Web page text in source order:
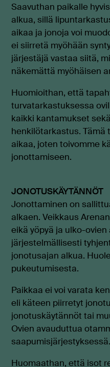
Saavuthan paikalle
alkua, sillä
aikaa ja jonoja voi
ei siirretä myöhään
järjestäjä vastaa siitä,
näkemättä myöhäisen
Huomioithan, että
turvatarkastuksessa
kaikki kantamukset
henkilötarkastus. Tämä
aikaa, joten toivomme
jonottamiseen.
JONOTUSKÄYTÄNNÖT
Jonottaminen on
alkaen. Veikkaus
eikä yöpyä ja ulko-ovien
järjestelmällisesti
jonotusajan alkua.
pukeutumisesta.
Paikkaa ei voi varata
eli käteen piirretyt
jonotuskäytännöt tai
Ovien avauduttua
saapumisjärjestyksessä.
Huomaathan, että isot